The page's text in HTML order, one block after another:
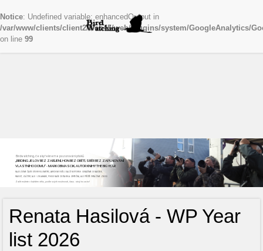
Notice: Undefined variable: enhancedOutput in
/var/www/clients/client2/web45/web/plugins/system/GoogleAnalytics/
on line 99
Birdwatching, česky řekneme pozorování ptáků
„BIRDING JE LOV BEZ ZABÍJENÍ, HON BEZ OBĚTÍ, SBĚR BEZ ZAPLŇOVÁNÍ
VLASTNÍHO DOMU“ - MARK OBMASCIK, AUTOR KNIHY THE BIG YEAR
NAJEZDÍME ČASTO STOVKY KILOMETRŮ, ABYCHOM VIDĚLI DALŠÍ NOVÝ DRUH. ODNÁŠÍME SI NADŠENÍ,
RADOST, ZÁŽITKY, ALE I ZKLAMÁNÍ, POKUD NAŠE CESTA BYLA ZBYTEČNÁ, ALE PŘÍŠTĚ VYRÁŽÍME ZNOVU
Začít můžete v každém věku, podle svých možností, času...stojí to za to!
Renata Hasilová - WP Year
list 2026